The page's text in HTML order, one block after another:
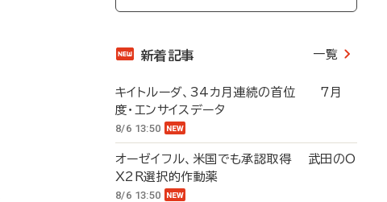
新着記事 一覧
キイトルーダ、34カ月連続の首位 7月
度・エンサイスデータ
8/6 13:50
オーゼイフル、米国でも承認取得 武田のO
X2R選択的作動薬
8/6 13:50